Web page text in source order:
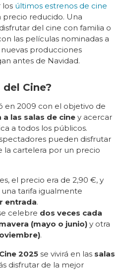
los últimos estrenos de cine
precio reducido. Una
del cine con familia o
las películas nominadas a
producciones
antes de Navidad.
del Cine?
en 2009 con el objetivo de
las salas de cine y acercar
a todos los públicos.
pueden disfrutar
la cartelera por un precio
el precio era de 2,90 €, y
tarifa igualmente
entrada.
celebre dos veces cada
(mayo o junio) y otra
.
2025 se vivirá en las salas
disfrutar de la mejor